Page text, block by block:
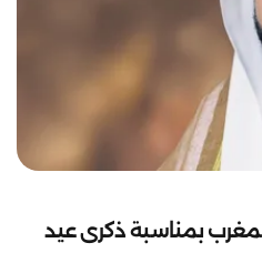
بمناسبة ذكرى عيد